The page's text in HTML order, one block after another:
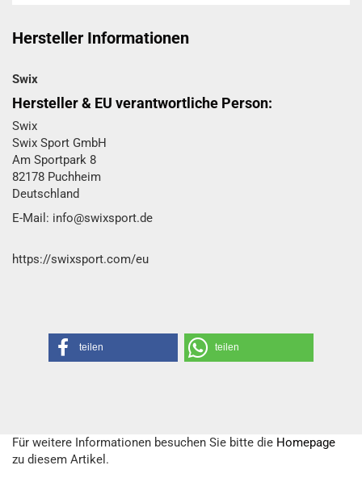
Hersteller Informationen
Swix
Hersteller & EU verantwortliche Person:
Swix
Swix Sport GmbH​
Am Sportpark 8
82178 Puchheim
Deutschland
E-Mail: info@swixsport.de
https://swixsport.com/eu
teilen teilen
Für weitere Informationen besuchen Sie bitte die Homepage
zu diesem Artikel.